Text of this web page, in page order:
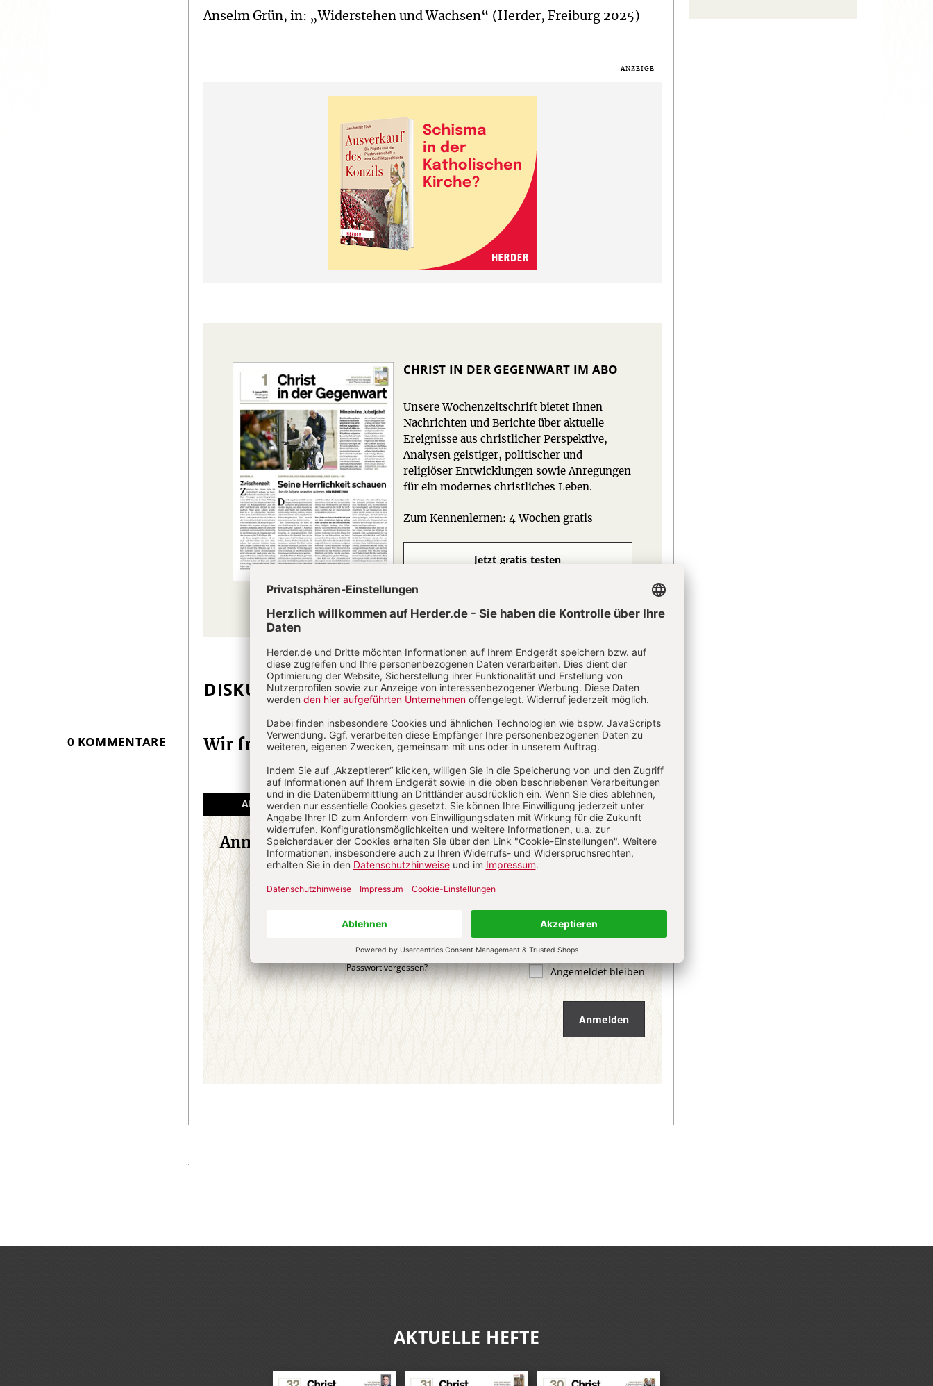
Anselm Grün, in: „Widerstehen und Wachsen“ (Herder, Freiburg 2025)
CHRIST IN DER GEGENWART IM ABO
Unsere Wochenzeitschrift bietet Ihnen
Nachrichten und Berichte über aktuelle
Ereignisse aus christlicher Perspektive,
Analysen geistiger, politischer und
religiöser Entwicklungen sowie Anregungen
für ein modernes christliches Leben.
Zum Kennenlernen: 4 Wochen gratis
Jetzt gratis testen
Infos
DISKUSSION Kommentieren
0 KOMMENTARE Wir freuen uns über Ihren Kommentar
ANGEMELDET KOMMENTIEREN ALS GAST KOMMENTIEREN
Anmeldung
Passwort vergessen? Angemeldet bleiben
Anmelden
AKTUELLE HEFTE